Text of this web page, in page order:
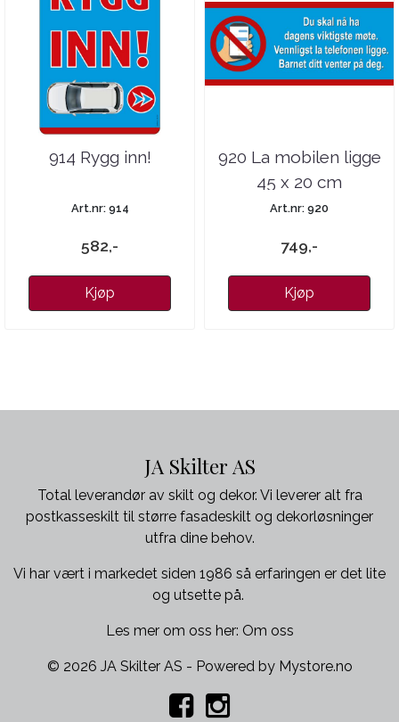
914 Rygg inn!
Art.nr: 914
582,-
Kjøp
920 La mobilen ligge
45 x 20 cm
Art.nr: 920
749,-
Kjøp
JA Skilter AS
Total leverandør av skilt og dekor. Vi leverer alt fra
postkasseskilt til større fasadeskilt og dekorløsninger
utfra dine behov.
Vi har vært i markedet siden 1986 så erfaringen er det lite
og utsette på.
Les mer om oss her: Om oss
© 2026 JA Skilter AS - Powered by Mystore.no